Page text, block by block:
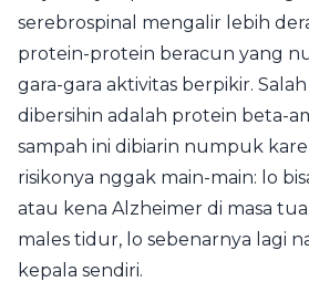
serebrospinal mengalir lebih
protein-protein beracun yang
gara-gara aktivitas berpikir.
dibersihin adalah protein beta-
sampah ini dibiarin numpuk
risikonya nggak main-main: lo
atau kena Alzheimer di masa
males tidur, lo sebenarnya lagi
kepala sendiri.